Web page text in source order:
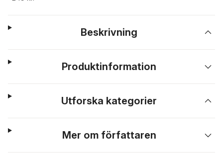
Beskrivning
Produktinformation
Utforska kategorier
Mer om författaren